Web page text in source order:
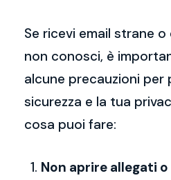
Se ricevi email strane o
non conosci, è
alcune precauzioni per
sicurezza e la tua
cosa puoi fare:
Non aprire allegati